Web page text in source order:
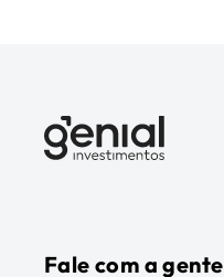
Fale com a gente